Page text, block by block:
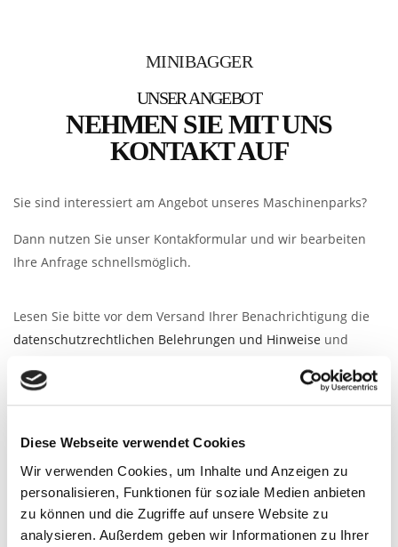
Diese Webseite verwendet Cookies
Wir verwenden Cookies, um Inhalte und Anzeigen zu
personalisieren, Funktionen für soziale Medien anbieten
zu können und die Zugriffe auf unsere Website zu
analysieren. Außerdem geben wir Informationen zu Ihrer
MINIBAGGER
UNSER ANGEBOT
NEHMEN SIE MIT UNS
KONTAKT AUF
Sie sind interessiert am Angebot unseres Maschinenparks?
Dann nutzen Sie unser Kontakformular und wir bearbeiten
Ihre Anfrage schnellsmöglich.
Lesen Sie bitte vor dem Versand Ihrer Benachrichtigung die
datenschutzrechtlichen Belehrungen und Hinweise und
nebenstehende Kästchen. Erst nach Lesen und Bestätigung
der datenschutzrechtlichen Belehrung ist der Versand der E-
IHR NAME